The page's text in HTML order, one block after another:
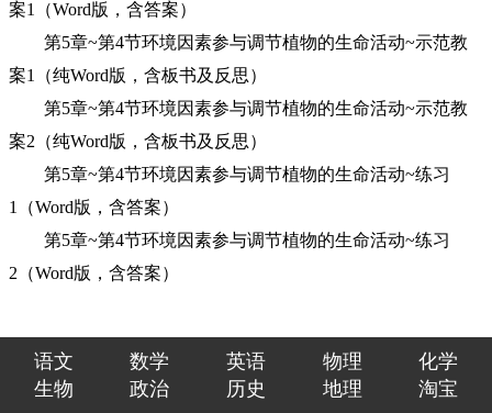
案1（Word版，含答案）
第5章~第4节环境因素参与调节植物的生命活动~示范教
案1（纯Word版，含板书及反思）
第5章~第4节环境因素参与调节植物的生命活动~示范教
案2（纯Word版，含板书及反思）
第5章~第4节环境因素参与调节植物的生命活动~练习
1（Word版，含答案）
第5章~第4节环境因素参与调节植物的生命活动~练习
2（Word版，含答案）
语文 数学 英语 物理
化学
生物
政治 历史 地理 淘宝